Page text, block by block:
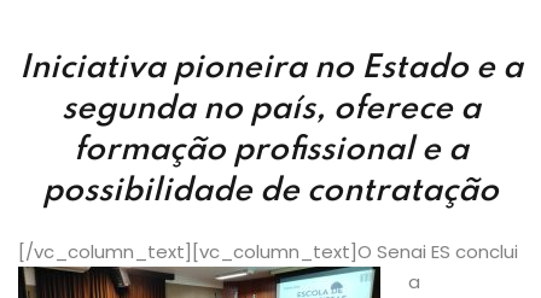
Iniciativa pioneira no Estado e a
segunda no país, oferece a
formação profissional e a
possibilidade de contratação
[/vc_column_text][vc_column_text]O Senai ES conclui
a